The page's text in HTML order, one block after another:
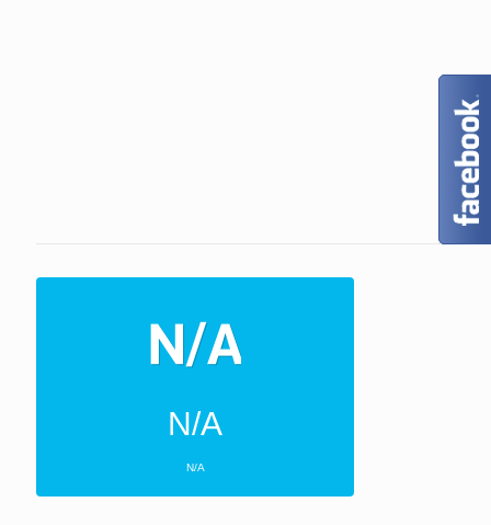
N/A
N/A